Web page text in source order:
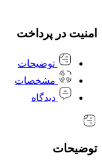
امنیت در پرداخت
توضیحات
مشخصات
دیدگاه
توضیحات